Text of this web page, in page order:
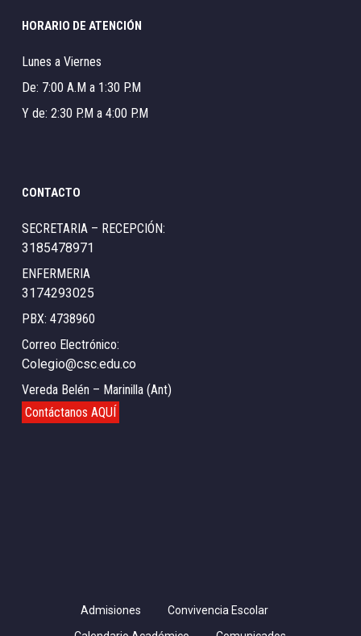
HORARIO DE ATENCIÓN
Lunes a Viernes
De: 7:00 A.M a 1:30 P.M
Y de: 2:30 P.M a 4:00 P.M
CONTACTO
SECRETARIA – RECEPCIÓN:
3185478971
ENFERMERIA
3174293025
PBX: 4738960
Correo Electrónico:
Colegio@csc.edu.co
Vereda Belén – Marinilla (Ant)
Contáctanos AQUÍ
Admisiones
Convivencia Escolar